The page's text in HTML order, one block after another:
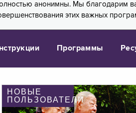
анонимны. Мы благодарим
этих важных
Программы
НОВЫЕ
ПОЛЬЗОВАТЕЛИ